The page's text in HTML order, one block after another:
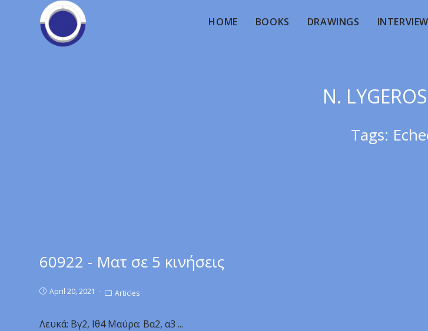
HOME BOOKS DRAWINGS
N.
Tags:
60922 - Ματ σε 5 κινήσεις
April 20, 2021 Articles
Λευκά: Βγ2, Ιθ4 Μαύρα: Βα2, α3 ...